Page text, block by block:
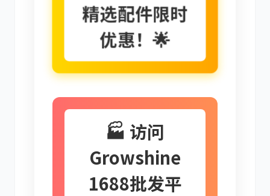
精选配件限时
优惠！🌟
🏭 访问
Growshine
1688批发平